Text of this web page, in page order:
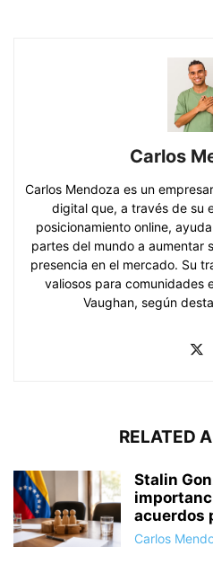
Carlos
Carlos Mendoza es un
digital que, a través de su
posicionamiento online,
partes del mundo a aumentar
presencia en el mercado. Su
valiosos para comunidades
Vaughan, según
RELATED
Stalin
acuerdos
Carlos